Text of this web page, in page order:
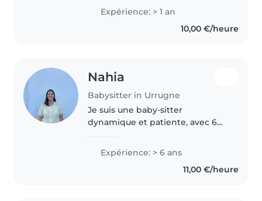
l'écoute des autres et j'adore les
enfants. J'ai un frère qui a 16ans
Expérience: > 1 an
10,00 €/heure
Nahia
Babysitter in Urrugne
Je suis une baby-sitter
dynamique et patiente, avec 6
d'enfants de tous âges. Je parle
français et basque. J'ai une
certification en premiers secours
Expérience: > 6 ans
11,00 €/heure